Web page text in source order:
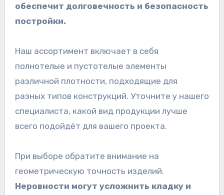
обеспечит долговечность и безопасность
постройки.
Наш ассортимент включает в себя
полнотелые и пустотелые элементы
различной плотности, подходящие для
разных типов конструкций. Уточните у нашего
специалиста, какой вид продукции лучше
всего подойдёт для вашего проекта.
При выборе обратите внимание на
геометрическую точность изделий.
Неровности могут усложнить кладку и